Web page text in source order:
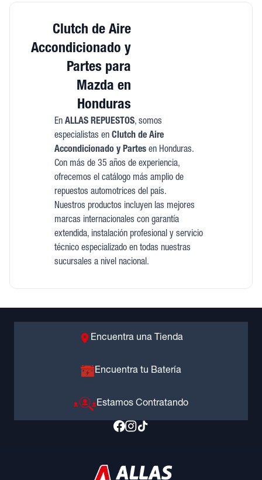
Clutch de Aire
Accondicionado y
Partes para
Mazda en
Honduras
En ALLAS REPUESTOS, somos
especialistas en Clutch de Aire
Accondicionado y Partesen Honduras.
Con más de 35 años de experiencia,
ofrecemos el catálogo más amplio de
repuestos automotrices del país.
Nuestros productos incluyen las mejores
marcas internacionales con garantía
extendida, instalación profesional y servicio
técnico especializado en todas nuestras
sucursales a nivel nacional.
Encuentra una Tienda
Encuentra tu Batería
Estamos Contratando